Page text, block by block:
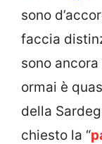
sono
faccia
sono
ormai è
della
chiesto la “